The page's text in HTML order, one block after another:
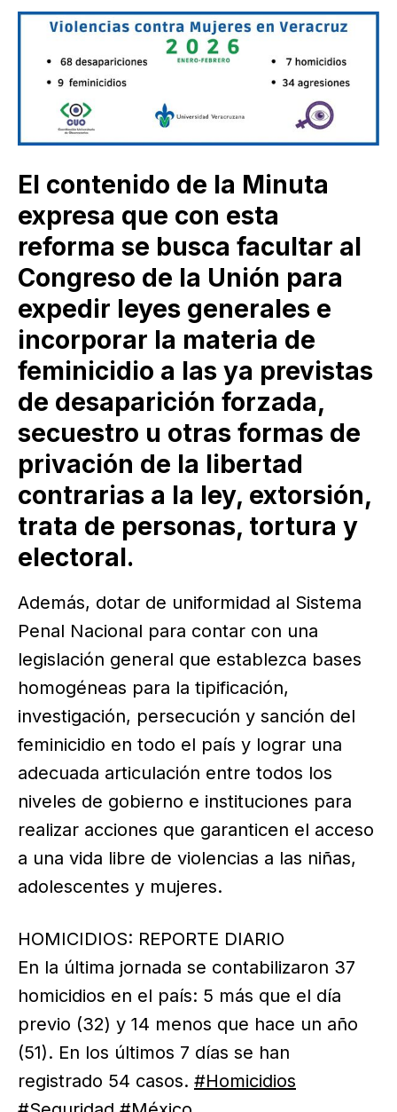
El contenido de la Minuta
expresa que con esta
reforma se busca facultar al
Congreso de la Unión para
expedir leyes generales e
incorporar la materia de
feminicidio a las ya previstas
de desaparición forzada,
secuestro u otras formas de
privación de la libertad
contrarias a la ley, extorsión,
trata de personas, tortura y
electoral.
Además, dotar de uniformidad al Sistema
Penal Nacional para contar con una
legislación general que establezca bases
homogéneas para la tipificación,
investigación, persecución y sanción del
feminicidio en todo el país y lograr una
adecuada articulación entre todos los
niveles de gobierno e instituciones para
realizar acciones que garanticen el acceso
a una vida libre de violencias a las niñas,
adolescentes y mujeres.
HOMICIDIOS: REPORTE DIARIO
En la última jornada se contabilizaron 37
homicidios en el país: 5 más que el día
previo (32) y 14 menos que hace un año
(51). En los últimos 7 días se han
registrado 54 casos. #Homicidios